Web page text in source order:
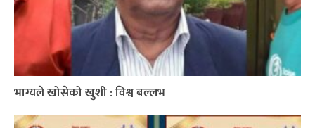
भाग्यले खोसेको खुशी : विश्व बल्लभ